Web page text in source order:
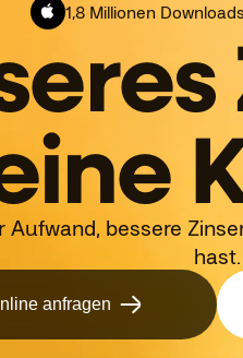
1,8 Millionen Downloads
Aufwand, bessere
hast.
anfragen